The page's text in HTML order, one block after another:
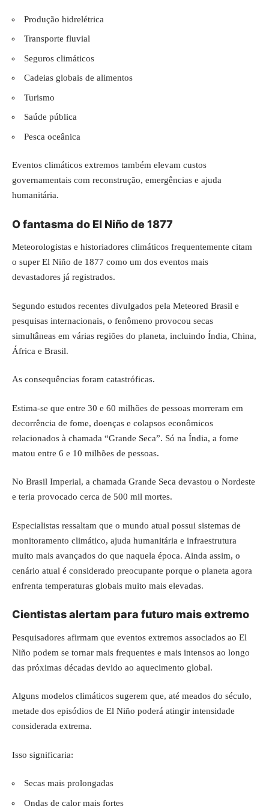
Produção hidrelétrica
Transporte fluvial
Seguros climáticos
Cadeias globais de alimentos
Turismo
Saúde pública
Pesca oceânica
Eventos climáticos extremos também elevam custos
governamentais com reconstrução, emergências e ajuda
humanitária.
O fantasma do El Niño de 1877
Meteorologistas e historiadores climáticos frequentemente citam
o super El Niño de 1877 como um dos eventos mais
devastadores já registrados.
Segundo estudos recentes divulgados pela Meteored Brasil e
pesquisas internacionais, o fenômeno provocou secas
simultâneas em várias regiões do planeta, incluindo Índia, China,
África e Brasil.
As consequências foram catastróficas.
Estima-se que entre 30 e 60 milhões de pessoas morreram em
decorrência de fome, doenças e colapsos econômicos
relacionados à chamada “Grande Seca”. Só na Índia, a fome
matou entre 6 e 10 milhões de pessoas.
No Brasil Imperial, a chamada Grande Seca devastou o Nordeste
e teria provocado cerca de 500 mil mortes.
Especialistas ressaltam que o mundo atual possui sistemas de
monitoramento climático, ajuda humanitária e infraestrutura
muito mais avançados do que naquela época. Ainda assim, o
cenário atual é considerado preocupante porque o planeta agora
enfrenta temperaturas globais muito mais elevadas.
Cientistas alertam para futuro mais extremo
Pesquisadores afirmam que eventos extremos associados ao El
Niño podem se tornar mais frequentes e mais intensos ao longo
das próximas décadas devido ao aquecimento global.
Alguns modelos climáticos sugerem que, até meados do século,
metade dos episódios de El Niño poderá atingir intensidade
considerada extrema.
Isso significaria:
Secas mais prolongadas
Ondas de calor mais fortes